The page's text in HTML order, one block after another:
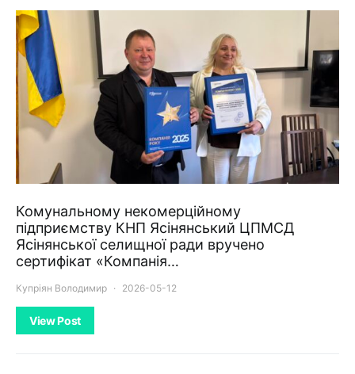
Комунальному некомерційному
підприємству КНП Ясінянський ЦПМСД
Ясінянської селищної ради вручено
сертифікат «Компанія…
Купріян Володимир 2026-05-12
View Post